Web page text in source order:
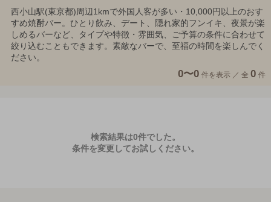
西小山駅(東京都)周辺1kmで外国人客が多い・10,000円以上のおす
すめ焼酎バー。ひとり飲み、デート、隠れ家的フンイキ、夜景が楽
しめるバーなど、タイプや特徴・雰囲気、ご予算の条件に合わせて
絞り込むこともできます。素敵なバーで、至福の時間を楽しんでく
ださい。
0〜0 件を表示 ／ 全 0 件
検索結果は0件でした。
条件を変更してお試しください。